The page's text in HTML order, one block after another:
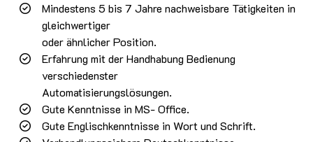
Mindestens 5 bis 7 Jahre nachweisbare Tätigkeiten in
gleichwertiger
oder ähnlicher Position.
Erfahrung mit der Handhabung Bedienung
verschiedenster
Automatisierungslösungen.
Gute Kenntnisse in MS- Office.
Gute Englischkenntnisse in Wort und Schrift.